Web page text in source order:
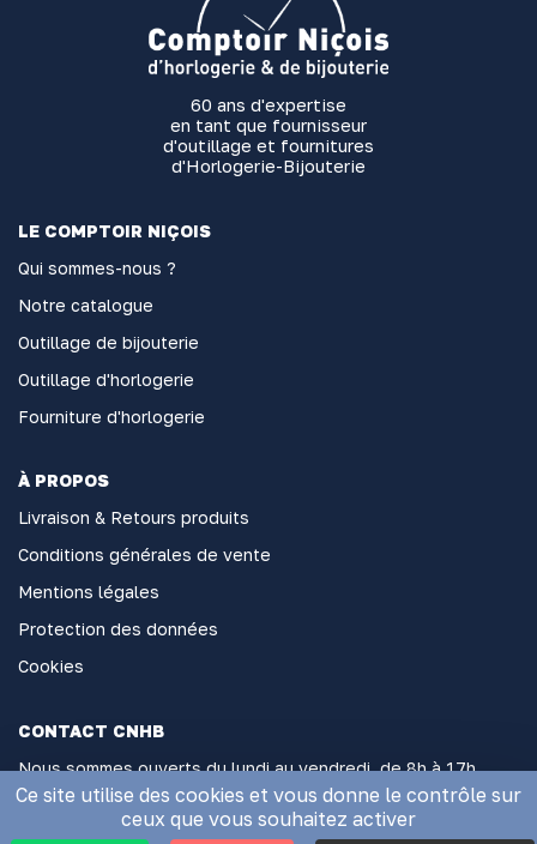
60 ans d'expertise
en tant que fournisseur
d'outillage et fournitures
d'Horlogerie-Bijouterie
LE COMPTOIR NIÇOIS
Qui sommes-nous ?
Notre catalogue
Outillage de bijouterie
Outillage d'horlogerie
Fourniture d'horlogerie
À PROPOS
Livraison & Retours produits
Conditions générales de vente
Mentions légales
Protection des données
Cookies
CONTACT CNHB
Nous sommes ouverts du lundi au vendredi, de 8h à 17h
sans interruption
2 Rue Général Hoche, 06000 Nice
Ce site utilise des cookies et vous donne le contrôle sur
ceux que vous souhaitez activer